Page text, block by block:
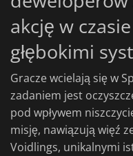
akcję w
głębokimi
Gracze wcielają się w
zadaniem jest
pod wpływem
misję, nawiązują więź
Voidlings, unikalnymi